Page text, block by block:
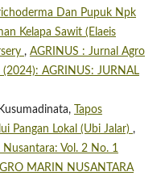
Dan Pupuk Npk
Kelapa Sawit (Elaeis
, AGRINUS : Jurnal Agro
AGRINUS: JURNAL
Tapos
Pangan Lokal (Ubi Jalar) ,
Vol. 2 No. 1
MARIN NUSANTARA